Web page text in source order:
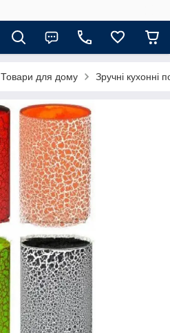
Товари для дому Зручні кухонні